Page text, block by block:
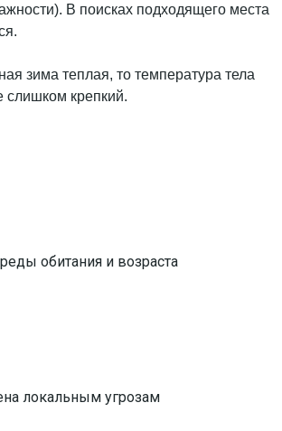
В поисках подходящего места
зима теплая, то температура тела
слишком крепкий.
обитания и возраста
локальным угрозам